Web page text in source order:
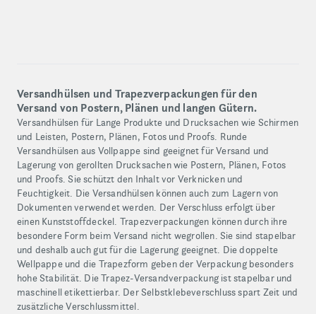
Versandhülsen und Trapezverpackungen für den
Versand von Postern, Plänen und langen Gütern.
Versandhülsen für Lange Produkte und Drucksachen wie Schirmen
und Leisten, Postern, Plänen, Fotos und Proofs. Runde
Versandhülsen aus Vollpappe sind geeignet für Versand und
Lagerung von gerollten Drucksachen wie Postern, Plänen, Fotos
und Proofs. Sie schützt den Inhalt vor Verknicken und
Feuchtigkeit. Die Versandhülsen können auch zum Lagern von
Dokumenten verwendet werden. Der Verschluss erfolgt über
einen Kunststoffdeckel. Trapezverpackungen können durch ihre
besondere Form beim Versand nicht wegrollen. Sie sind stapelbar
und deshalb auch gut für die Lagerung geeignet. Die doppelte
Wellpappe und die Trapezform geben der Verpackung besonders
hohe Stabilität. Die Trapez-Versandverpackung ist stapelbar und
maschinell etikettierbar. Der Selbstklebeverschluss spart Zeit und
zusätzliche Verschlussmittel.